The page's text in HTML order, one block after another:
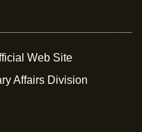
Web Site
Affairs Division